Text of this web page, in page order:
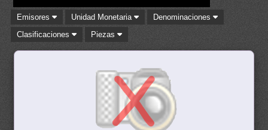
Emisores Unidad Monetaria
Denominaciones
Clasificaciones
Piezas